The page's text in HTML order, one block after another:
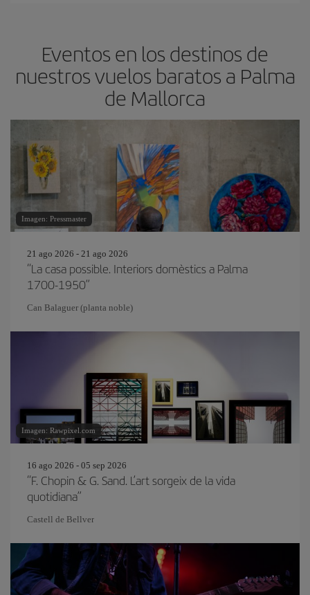
Eventos en los destinos de
nuestros vuelos baratos a Palma
de Mallorca
Imagen: Pressmaster
21 ago 2026 - 21 ago 2026
“La casa possible. Interiors domèstics a Palma
1700-1950”
Can Balaguer (planta noble)
Imagen: Rawpixel.com
16 ago 2026 - 05 sep 2026
“F. Chopin & G. Sand. L’art sorgeix de la vida
quotidiana”
Castell de Bellver